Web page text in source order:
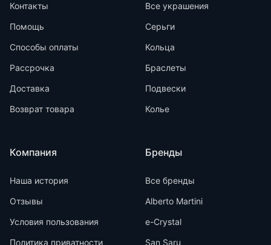
Контакты
Помощь
Способы оплаты
Рассрочка
Доставка
Возврат товара
Компания
Наша история
Отзывы
Условия пользования
Политика приватности
Все украшения
Серьги
Кольца
Браслеты
Подвески
Колье
Бренды
Все бренды
Alberto Martini
e-Crystal
San Saru